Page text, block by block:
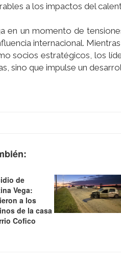
a los impactos del
en un momento de
internacional.
socios estratégicos, los
sino que impulse un
de
Vega:
a los
de la casa
Cofico